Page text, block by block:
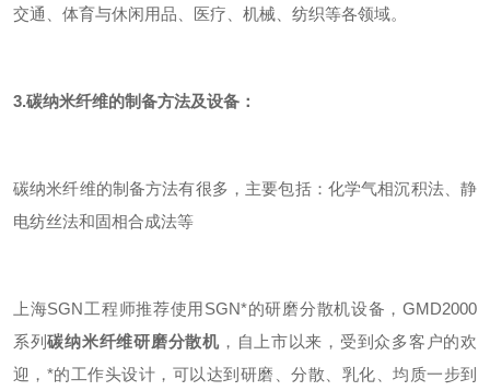
交通、体育与休闲用品、医疗、机械、纺织等各领域。
3.碳纳米纤维的制备方法及设备：
碳纳米纤维的制备方法有很多，主要包括：化学气相沉积法、静
电纺丝法和固相合成法等
上海SGN工程师推荐使用SGN*的研磨分散机设备，GMD2000
系列碳纳米纤维研磨分散机，自上市以来，受到众多客户的欢
迎，*的工作头设计，可以达到研磨、分散、乳化、均质一步到